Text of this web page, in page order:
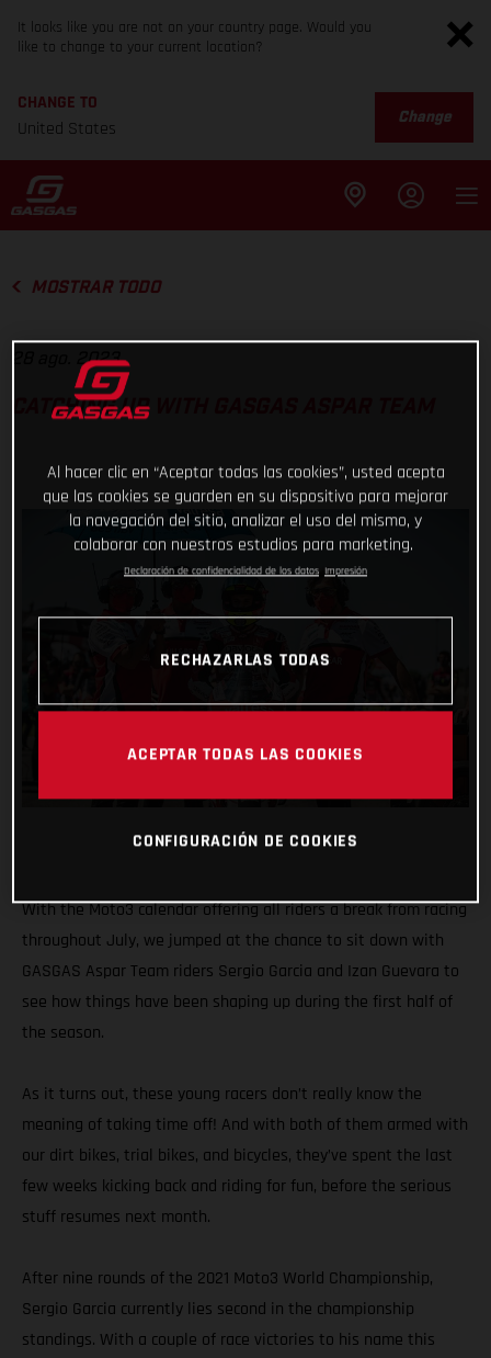
It looks like you are not on your country page. Would you
like to change to your current location?
CHANGE TO
United States
Change
MOSTRAR TODO
28 ago. 2023
CATCHING UP WITH GASGAS ASPAR TEAM
With the Moto3 calendar offering all riders a break from racing
throughout July, we jumped at the chance to sit down with
GASGAS Aspar Team riders Sergio Garcia and Izan Guevara to
see how things have been shaping up during the first half of
the season.
As it turns out, these young racers don’t really know the
meaning of taking time off! And with both of them armed with
our dirt bikes, trial bikes, and bicycles, they’ve spent the last
few weeks kicking back and riding for fun, before the serious
stuff resumes next month.
After nine rounds of the 2021 Moto3 World Championship,
Sergio Garcia currently lies second in the championship
standings. With a couple of race victories to his name this
Al hacer clic en “Aceptar todas las cookies”, usted acepta
que las cookies se guarden en su dispositivo para mejorar
la navegación del sitio, analizar el uso del mismo, y
colaborar con nuestros estudios para marketing.
Declaración de confidencialidad de los datos Impresión
RECHAZARLAS TODAS
ACEPTAR TODAS LAS COOKIES
CONFIGURACIÓN DE COOKIES